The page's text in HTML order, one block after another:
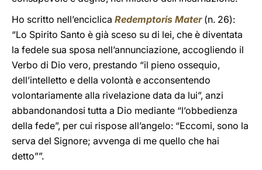
Ho scritto nell’enciclica Redemptoris Mater(n. 26):
“Lo Spirito Santo è già sceso su di lei, che è diventata
la fedele sua sposa nell’annunciazione, accogliendo il
Verbo di Dio vero, prestando “il pieno ossequio,
dell’intelletto e della volontà e acconsentendo
volontariamente alla rivelazione data da lui”, anzi
abbandonandosi tutta a Dio mediante “l’obbedienza
della fede”, per cui rispose all’angelo: “Eccomi, sono la
serva del Signore; avvenga di me quello che hai
detto””.